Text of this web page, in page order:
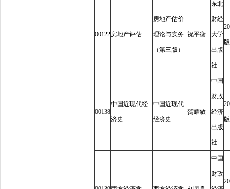
00122房地产评估
房地产估价
理论与实务
（第三版）
祝平衡
东北
财经
大学
出版
社
版
00138
中国近现代经
济史
中国近现代
经济史
贺耀敏
中国
财政
经济
出版
社
版
中国
财政